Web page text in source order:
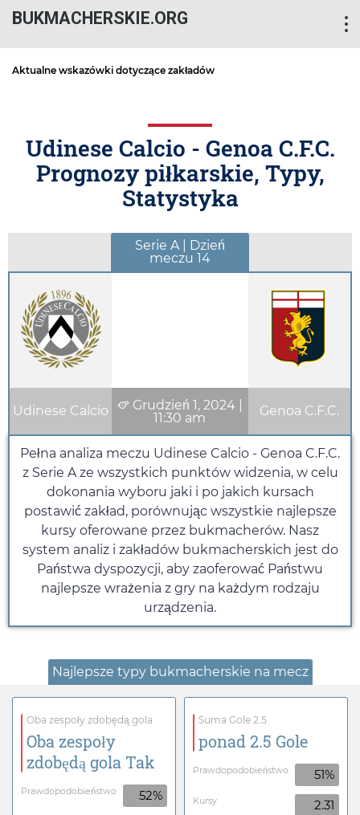
BUKMACHERSKIE.ORG
Aktualne wskazówki dotyczące zakładów
Udinese Calcio - Genoa C.F.C.
Prognozy piłkarskie, Typy,
Statystyka
Serie A | Dzień
meczu 14
Udinese Calcio Grudzień 1, 2024|
11:30 am
Genoa C.F.C.
Pełna analiza meczu Udinese Calcio - Genoa C.F.C.
z Serie A ze wszystkich punktów widzenia, w celu
dokonania wyboru jaki i po jakich kursach
postawić zakład, porównując wszystkie najlepsze
kursy oferowane przez bukmacherów. Nasz
system analiz i zakładów bukmacherskich jest do
Państwa dyspozycji, aby zaoferować Państwu
najlepsze wrażenia z gry na każdym rodzaju
urządzenia.
Najlepsze typy bukmacherskie na mecz
Oba zespoły zdobędą gola
Oba zespoły
zdobędą gola Tak
Prawdopodobieństwo 52%
Suma Gole 2.5
ponad 2.5 Gole
Prawdopodobieństwo 51%
Kursy 2.31